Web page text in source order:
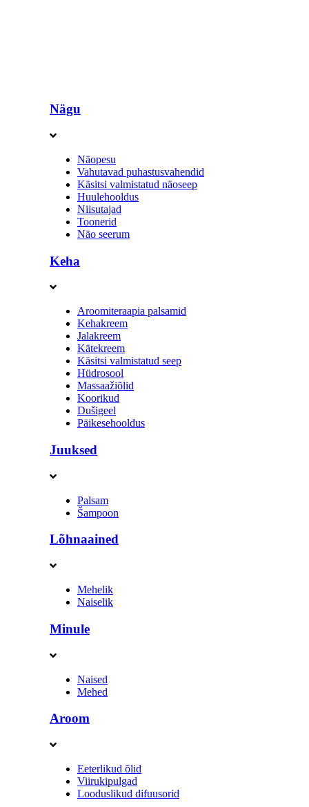
Nägu
Näopesu
Vahutavad puhastusvahendid
Käsitsi valmistatud näoseep
Huulehooldus
Niisutajad
Toonerid
Näo seerum
Keha
Aroomiteraapia palsamid
Kehakreem
Jalakreem
Kätekreem
Käsitsi valmistatud seep
Hüdrosool
Massaažiõlid
Koorikud
Dušigeel
Päikesehooldus
Juuksed
Palsam
Šampoon
Lõhnaained
Mehelik
Naiselik
Minule
Naised
Mehed
Aroom
Eeterlikud õlid
Viirukipulgad
Looduslikud difuusorid